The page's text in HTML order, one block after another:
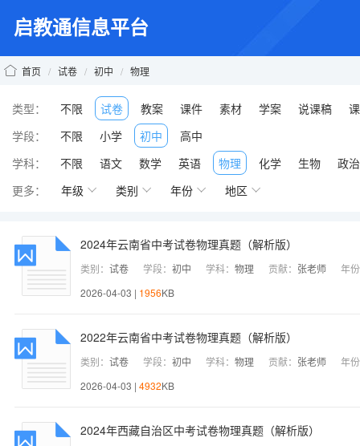
启教通信息平台
首页 / 试卷 / 初中 / 物理
类型： 不限 试卷 教案 课件 素材 学案 说课稿
学段：
不限 小学 初中
高中
学科：
不限 语文 数学 英语 物理 化学 生物
政治
更多：
年级 类别 年份 地区
2024年云南省中考试卷物理真题（解析版）
类别： 试卷 学段： 初中 学科： 物理 贡献： 张老师
年
2026-04-03 | 1956KB
2022年云南省中考试卷物理真题（解析版）
类别： 试卷 学段： 初中 学科： 物理 贡献： 张老师
年
2026-04-03 | 4932KB
2024年西藏自治区中考试卷物理真题（解析版）